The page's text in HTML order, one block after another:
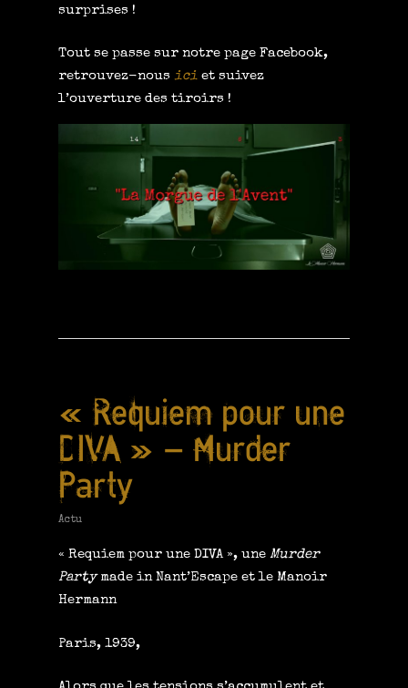
surprises !
Tout se passe sur notre page Facebook,
retrouvez-nous ici et suivez
l’ouverture des tiroirs !
« Requiem pour une
DIVA » – Murder
Party
Actu
« Requiem pour une DIVA », une Murder
Partymade in Nant’Escape et le Manoir
Hermann
Paris, 1939,